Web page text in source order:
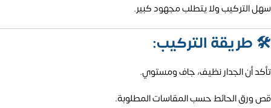
سهل التركيب ولا يتطلب مجهود كبير.
🛠️ طريقة التركيب:
تأكد أن الجدار نظيف، جاف ومستوي.
قص ورق الحائط حسب المقاسات المطلوبة.